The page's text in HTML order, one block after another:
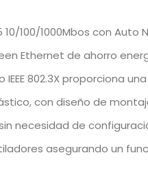
10/100/1000Mbos con
Ethernet de ahorro
IEEE 802.3X proporciona
con diseño de
necesidad de
asegurando un